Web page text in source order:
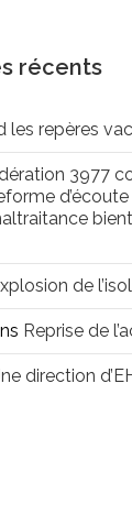
récents
les repères
3977
de
Reprise de
direction